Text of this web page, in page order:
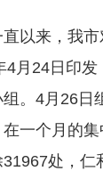
来，我市对
4月24日印
。4月26日
一个月的
31967处，仁